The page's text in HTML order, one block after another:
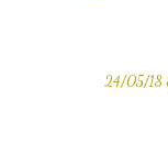
24/05/18